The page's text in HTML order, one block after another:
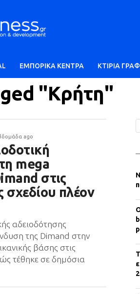
ΕΜΠΟΡΙΚΑ ΚΕΝΤΡΑ ΚΤΙΡΙΑ
"Κρήτη"
ago
mega
στις
σχεδίου πλέον
αδειοδότησης
της Dimand στην
βάσης στις
τέθηκε σε δημόσια